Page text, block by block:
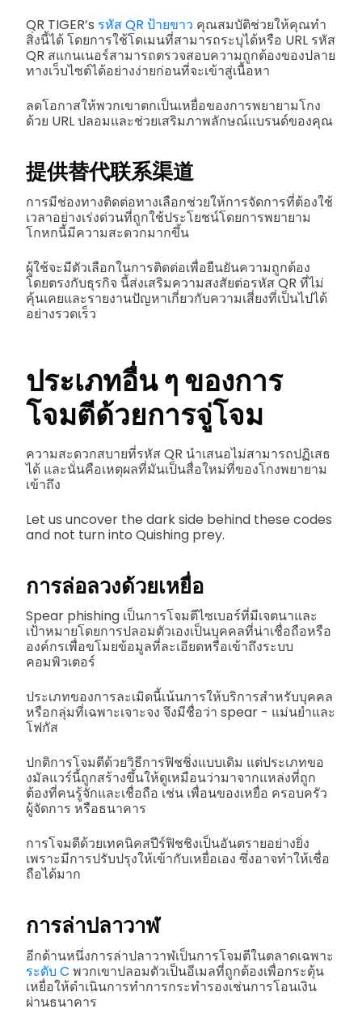
QR TIGER’s รหัส QR ป้ายขาว คุณสมบัติช่วยให้คุณทำ
สิ่งนี้ได้ โดยการใช้โดเมนที่สามารถระบุได้หรือ URL รหัส
QR สแกนเนอร์สามารถตรวจสอบความถูกต้องของปลาย
ทางเว็บไซต์ได้อย่างง่ายก่อนที่จะเข้าสู่เนื้อหา
ลดโอกาสให้พวกเขาตกเป็นเหยื่อของการพยายามโกง
ด้วย URL ปลอมและช่วยเสริมภาพลักษณ์แบรนด์ของคุณ
提供替代联系渠道
การมีช่องทางติดต่อทางเลือกช่วยให้การจัดการที่ต้องใช้
เวลาอย่างเร่งด่วนที่ถูกใช้ประโยชน์โดยการพยายาม
โกหกนี้มีความสะดวกมากขึ้น
ผู้ใช้จะมีตัวเลือกในการติดต่อเพื่อยืนยันความถูกต้อง
โดยตรงกับธุรกิจ นี้ส่งเสริมความสงสัยต่อรหัส QR ที่ไม่
คุ้นเคยและรายงานปัญหาเกี่ยวกับความเสี่ยงที่เป็นไปได้
อย่างรวดเร็ว
ประเภทอื่น ๆ ของการ
โจมตีด้วยการจู่โจม
ความสะดวกสบายที่รหัส QR นำเสนอไม่สามารถปฏิเสธ
ได้ และนั่นคือเหตุผลที่มันเป็นสื่อใหม่ที่ของโกงพยายาม
เข้าถึง
Let us uncover the dark side behind these codes
and not turn into Quishing prey.
การล่อลวงด้วยเหยื่อ
Spear phishing เป็นการโจมตีไซเบอร์ที่มีเจตนาและ
เป้าหมายโดยการปลอมตัวเองเป็นบุคคลที่น่าเชื่อถือหรือ
องค์กรเพื่อขโมยข้อมูลที่ละเอียดหรือเข้าถึงระบบ
คอมพิวเตอร์
ประเภทของการละเมิดนี้เน้นการให้บริการสำหรับบุคคล
หรือกลุ่มที่เฉพาะเจาะจง จึงมีชื่อว่า spear - แม่นยำและ
โฟกัส
ปกติการโจมตีด้วยวิธีการฟิชชิ่งแบบเดิม แต่ประเภทขอ
งมัลแวร์นี้ถูกสร้างขึ้นให้ดูเหมือนว่ามาจากแหล่งที่ถูก
ต้องที่คนรู้จักและเชื่อถือ เช่น เพื่อนของเหยื่อ ครอบครัว
ผู้จัดการ หรือธนาคาร
การโจมตีด้วยเทคนิคสปีร์ฟิชชิงเป็นอันตรายอย่างยิ่ง
เพราะมีการปรับปรุงให้เข้ากับเหยื่อเอง ซึ่งอาจทำให้เชื่อ
ถือได้มาก
การล่าปลาวาฬ
อีกด้านหนึ่งการล่าปลาวาฬเป็นการโจมตีในตลาดเฉพาะ
ระดับ C พวกเขาปลอมตัวเป็นอีเมลที่ถูกต้องเพื่อกระตุ้น
เหยื่อให้ดำเนินการทำการกระทำรองเช่นการโอนเงิน
ผ่านธนาคาร